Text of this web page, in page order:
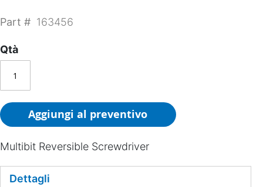
Part # 163456
Qtà
Aggiungi al preventivo
Multibit Reversible Screwdriver
Dettagli